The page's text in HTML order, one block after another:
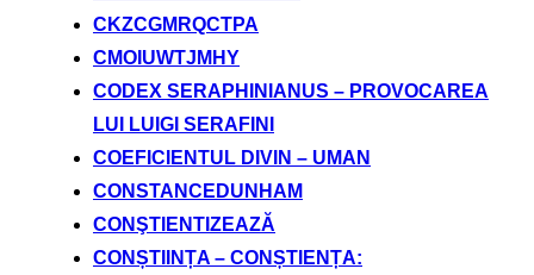
CKZCGMRQCTPA
CMOIUWTJMHY
CODEX SERAPHINIANUS – PROVOCAREA
LUI LUIGI SERAFINI
COEFICIENTUL DIVIN – UMAN
CONSTANCEDUNHAM
CONŞTIENTIZEAZĂ
CONȘTIINȚA – CONȘTIENȚA: